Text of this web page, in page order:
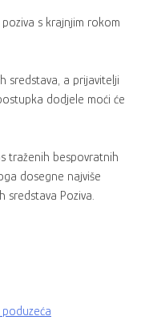
s krajnjim rokom
sredstava, a prijavitelji
dodjele moći će
traženih bespovratnih
dosegne najviše
sredstava Poziva.